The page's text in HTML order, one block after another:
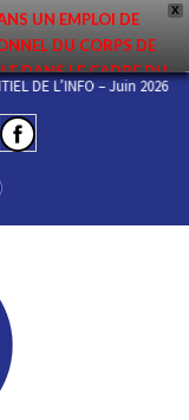
X
UN EMPLOI DE
DU CORPS DE
DANS LE CADRE DU
EST DISPONIBLE EN
AUX NOMMÉ(E)S !
DE L’INFO – Juin 2026